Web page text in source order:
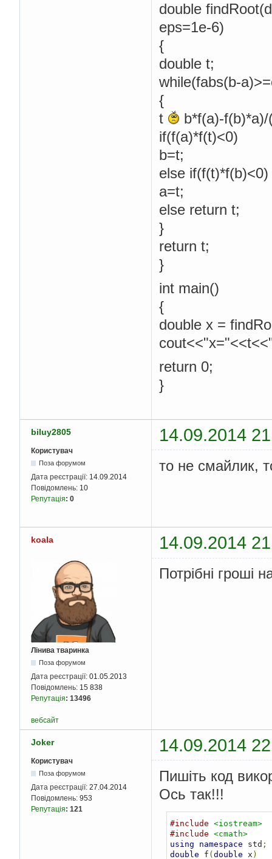
double
eps=1e-6)
{
double t;
while(fabs(b-
{
t
b*f(a)-
if(f(a)*f(t)<0)
b=t;
else if(f(t)*f(b)<0)
a=t;
else return t;
}
return t;
}
int main()
{
double x =
return 0;
}
biluy2805 14.09.2014
Користувач
Поза форумом
Дата реєстрації: 14.09.2014
Повідомлень: 10
Репутація: 0
то не смайлик,
koala 14.09.2014
Лінива тваринка
Поза форумом
Дата реєстрації: 01.05.2013
Повідомлень: 15 838
Репутація: 13496
Потрібні гроші
вебсайт
Joker 14.09.2014
Користувач
Поза форумом
Дата реєстрації: 27.04.2014
Повідомлень: 953
Репутація: 121
Пишіть код
Ось так!!!
#include <iostream>
#include <cmath>
using
namespace std ;
double f ( double x )